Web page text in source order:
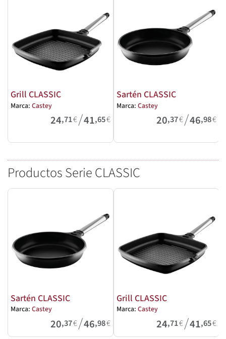
Grill CLASSIC
Marca: Castey
24,71€/41,65€
Sartén CLASSIC
Marca: Castey
20,37€/46,98€
Productos Serie CLASSIC
Sartén CLASSIC
Marca: Castey
20,37€/46,98€
Grill CLASSIC
Marca: Castey
24,71€/41,65€